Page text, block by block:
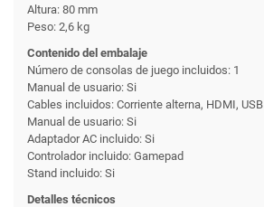
Altura: 80 mm
Peso: 2,6 kg
Contenido del embalaje
Número de consolas de juego incluidos: 1
Manual de usuario: Si
Cables incluidos: Corriente alterna, HDMI, USB
Manual de usuario: Si
Adaptador AC incluido: Si
Controlador incluido: Gamepad
Stand incluido: Si
Detalles técnicos